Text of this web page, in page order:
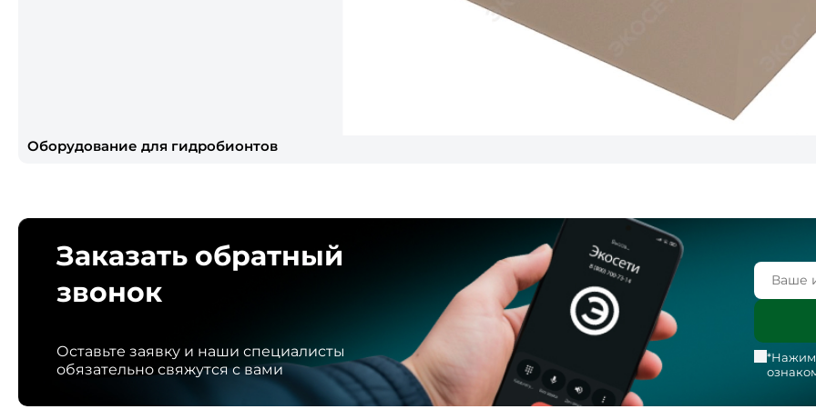
Оборудование для гидробионтов
Заказать обратный
звонок
Оставьте заявку и наши специалисты
обязательно свяжутся с вами